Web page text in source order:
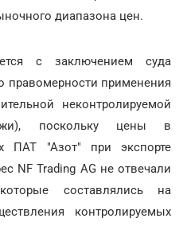
диапазона цен.
с заключением суда
правомерности применения
неконтролируемой
поскольку цены в
ПАТ "Азот" при экспорте
NF Trading AG не отвечали
составлялись на
контролируемых